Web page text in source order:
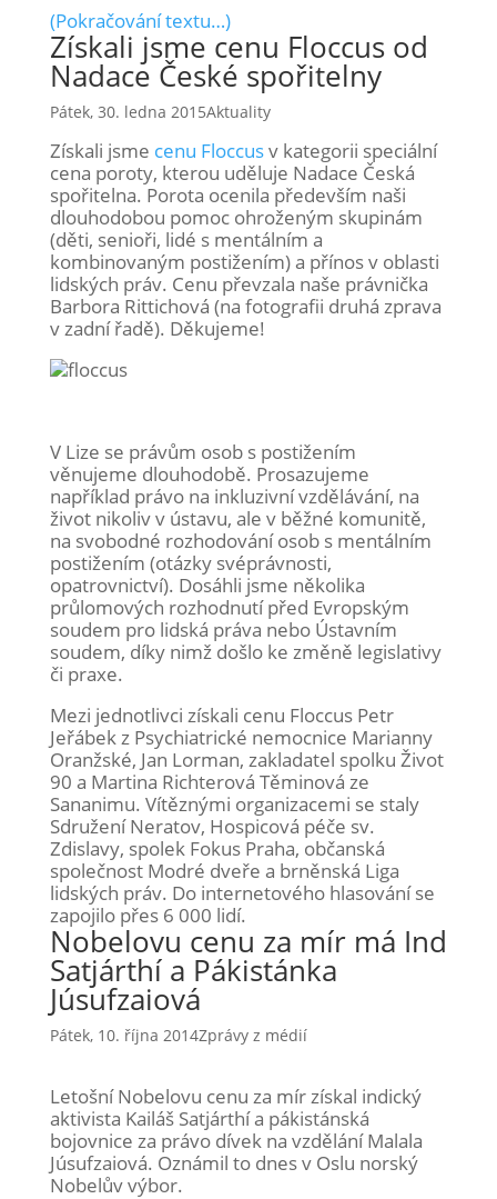
(Pokračování textu…)
Získali jsme cenu Floccus od
Nadace České spořitelny
Pátek, 30. ledna 2015Aktuality
Získali jsme cenu Floccusv kategorii speciální
cena poroty, kterou uděluje Nadace Česká
spořitelna. Porota ocenila především naši
dlouhodobou pomoc ohroženým skupinám
(děti, senioři, lidé s mentálním a
kombinovaným postižením) a přínos v oblasti
lidských práv. Cenu převzala naše právnička
Barbora Rittichová (na fotografii druhá zprava
v zadní řadě). Děkujeme!
V Lize se právům osob s postižením
věnujeme dlouhodobě. Prosazujeme
například právo na inkluzivní vzdělávání, na
život nikoliv v ústavu, ale v běžné komunitě,
na svobodné rozhodování osob s mentálním
postižením (otázky svéprávnosti,
opatrovnictví). Dosáhli jsme několika
průlomových rozhodnutí před Evropským
soudem pro lidská práva nebo Ústavním
soudem, díky nimž došlo ke změně legislativy
či praxe.
Mezi jednotlivci získali cenu Floccus Petr
Jeřábek z Psychiatrické nemocnice Marianny
Oranžské, Jan Lorman, zakladatel spolku Život
90 a Martina Richterová Těminová ze
Sananimu. Vítěznými organizacemi se staly
Sdružení Neratov, Hospicová péče sv.
Zdislavy, spolek Fokus Praha, občanská
společnost Modré dveře a brněnská Liga
lidských práv. Do internetového hlasování se
zapojilo přes 6 000 lidí.
Nobelovu cenu za mír má Ind
Satjárthí a Pákistánka
Júsufzaiová
Pátek, 10. října 2014Zprávy z médií
Letošní Nobelovu cenu za mír získal indický
aktivista Kailáš Satjárthí a pákistánská
bojovnice za právo dívek na vzdělání Malala
Júsufzaiová. Oznámil to dnes v Oslu norský
Nobelův výbor.